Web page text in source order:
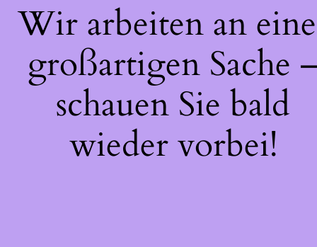
Wir arbeiten an
großartigen Sache
schauen Sie bald
wieder vorbei!